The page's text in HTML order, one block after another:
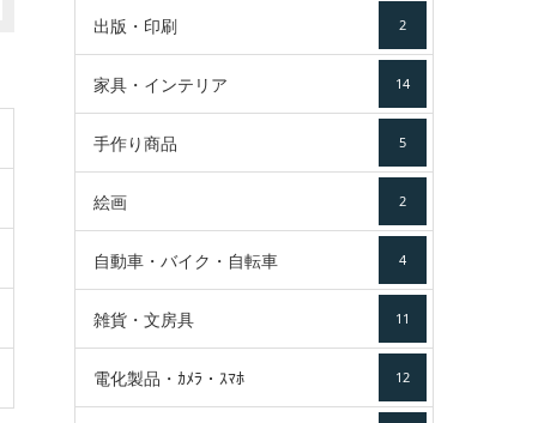
出版・印刷 2
家具・インテリア 14
手作り商品 5
絵画 2
自動車・バイク・自転車 4
雑貨・文房具 11
電化製品・ｶﾒﾗ・ｽﾏﾎ 12